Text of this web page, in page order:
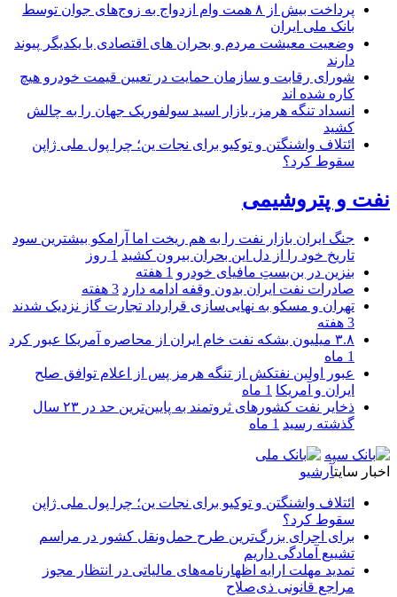
پرداخت بیش از ۸ همت وام ازدواج به زوج‌های جوان توسط
بانک ملی ایران
وضعیت معیشت مردم و بحران های اقتصادی با یکدیگر پیوند
دارند
شورای رقابت و سازمان حمایت در تعیین قیمت خودرو هیچ
کاره شده اند
انسداد تنگه هرمز، بازار اسید سولفوریک جهان را به چالش
کشید
ائتلاف واشنگتن و توکیو برای نجات ین؛ چرا پول ملی ژاپن
سقوط کرد؟
نفت و پتروشیمی
جنگ ایران بازار نفت را به هم ریخت اما آرامکو بیشترین سود
تاریخ خود را از دل این بحران بیرون کشید 1 روز
بنزین در بن‌بستِ مافیای خودرو 1 هفته
صادرات نفت ایران بدون وقفه ادامه دارد 3 هفته
تهران و مسکو به نهایی‌سازی قرارداد تجارت گاز نزدیک شدند
3 هفته
۳.۸ میلیون بشکه نفت خام ایران از محاصره آمریکا عبور کرد
1 ماه
عبور اولین نفتکش از تنگه هرمز پس از اعلام توافق صلح
ایران و آمریکا 1 ماه
ذخایر نفت کشورهای ثروتمند به پایین‌ترین حد در ۲۳ سال
گذشته رسید 1 ماه
اخبار سایتآرشیو
ائتلاف واشنگتن و توکیو برای نجات ین؛ چرا پول ملی ژاپن
سقوط کرد؟
برای اجرای بزرگ‌ترین طرح حمل‌ونقل کشور در مراسم
تشییع آمادگی داریم
تمدید مهلت ارایه اظهارنامه‌های مالیاتی در انتظار مجوز
مراجع قانونی ذی‌‏صلاح